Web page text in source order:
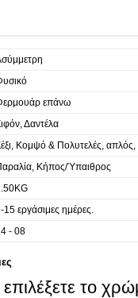
επάνω
Δαντέλα
Κομψό & Πολυτελές, απλός,
Κήπος/Ύπαιθρος
15 εργάσιμες ημέρες.
- 08
το